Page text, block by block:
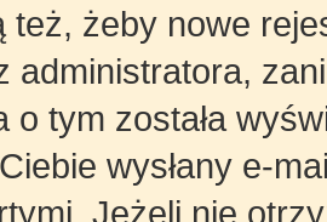
też, żeby nowe
administratora,
o tym została
wysłany e-
Jeżeli nie